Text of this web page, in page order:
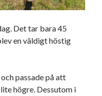
Det tar bara 45
en väldigt höstig
passade på att
högre. Dessutom i